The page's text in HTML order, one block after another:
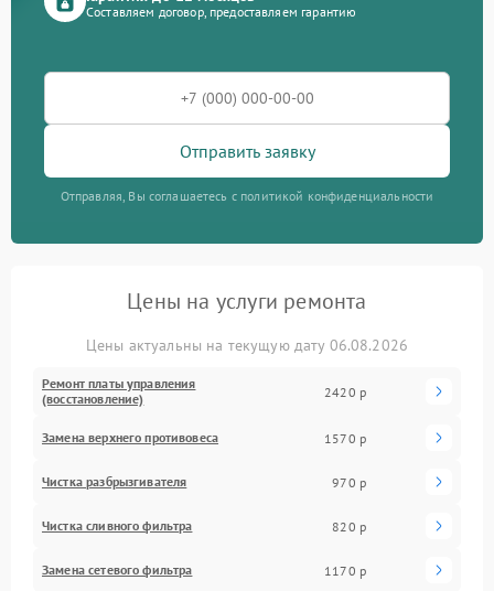
Составляем договор, предоставляем гарантию
Отправить заявку
Отправляя, Вы соглашаетесь с политикой конфиденциальности
Цены на услуги ремонта
Цены актуальны на текущую дату 06.08.2026
Ремонт платы управления
(восстановление)
2420 р
Замена верхнего противовеса 1570 р
Чистка разбрызгивателя 970 р
Чистка сливного фильтра 820 р
Замена сетевого фильтра 1170 р